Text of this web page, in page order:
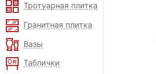
Тротуарная плитка
Гранитная плитка
Вазы
Таблички